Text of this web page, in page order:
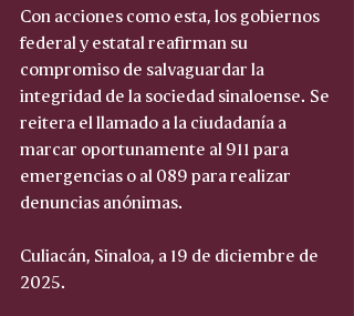
Con acciones como esta, los gobiernos
federal y estatal reafirman su
compromiso de salvaguardar la
integridad de la sociedad sinaloense. Se
reitera el llamado a la ciudadanía a
marcar oportunamente al 911 para
emergencias o al 089 para realizar
denuncias anónimas.
Culiacán, Sinaloa, a 19 de diciembre de
2025.